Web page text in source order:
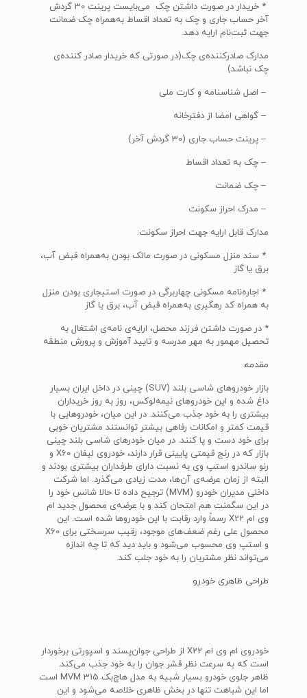
* خریدار در صورت داشتن چک می‌بایست پرینت 30 گردش
آخر حساب جاری و چک به تعداد اقساط به‌همراه چک ضمانت
جهت ثبت‌نام ارایه دهد.
مدارک صادرکننده‌ی چک(در صورتی که خریدار صادر کننده‌ی
چک نباشد)
– اصل شناسنامه و کارت ملی
– گواهی امضا از دفترخانه
– پرینت حساب جاری (30 گردش آخر)
– چک به تعداد اقساط
– چک ضمانت
– مدرک احراز سکونت
مدارک قابل ارایه جهت احراز سکونت:
* سند منزل مسکونی در صورت مالک بودن به‌همراه قبض آب،
برق یا گاز
* اجاره‌نامه مسکونی چهار‌برگی در صورت استیجاری بودن منزل
به همراه کد رهگیری به‌همراه قبض آب، برق یا گاز
* در صورت داشتن فرزند محصل، ارایه‌ی نامه‌ی اشتغال به
تحصیل مهمور به مهر مدرسه و تایید آموزش و پرورش منطقه
مقدمه
بازار خودروهای شاسی بلند (SUV) چینی در داخل ایران بسیار
داغ شده و این خودروهای نیمه‌لوکس، روز به روز خریداران
بیشتری را به خود جذب می‌کنند. در این میان، خودروهایی با
قیمت کمتر و امکانات رفاهی بیشتر توانستند مشتریان خوبی
برای خود دست و پا کنند. در میان خودرهای شاسی بلند چینی
بازار که در رنج قیمتی پایینی قرار دارند، خودروی لیفان X60 و
رنو ساندرو استپ وی به نسبت دارای طرفداران بیشتری بودند و
البته از زمان عرضه‌ی آن‌ها، مدت زیادی می‌گذرد. اما شرکت
داخلی مدیران خودرو (MVM) ترجیح داده تا حالا شانس خود را
در این سگمنت هم امتحان کند و با عرضه‌ی محصول جدید ام
وی ام X22 رسماً وارد رقابت با این خودروها شده است. این
محصول علی رغم ضعف‌های موجود، رقیب سرسختی برای X60
و استپ وی محسوب می‌شود و باید دید که تا چه اندازه
می‌تواند نظر مشتریان را به خود جلب کند.
طراحی ظاهری خودرو
خودروی ام وی ام X22 از طراحی جوان‌پسند و اسپورتی برخوردار
است که به سرعت نظر قشر جوان را به خود جذب می‌کند.
ظاهر جلوی خودرو بسیار شبیه به مدل هاچ‌بک MVM 315 است
اما این شباهت تنها در بخش ظاهری خلاصه می‌شود و این